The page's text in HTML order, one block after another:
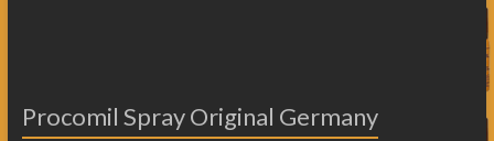
Procomil Spray Original Germany